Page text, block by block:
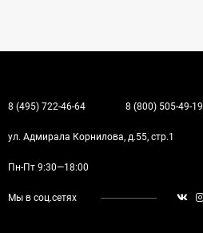
8 (495) 722-46-64 8 (800) 505-49-19
ул. Адмирала Корнилова, д.55, стр.1
Пн-Пт 9:30—18:00
Мы в соц.сетях